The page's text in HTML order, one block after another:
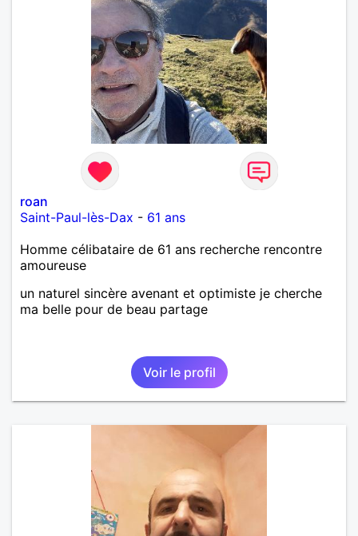
roan
Saint-Paul-lès-Dax - 61 ans
Homme célibataire de 61 ans recherche rencontre
amoureuse
un naturel sincère avenant et optimiste je cherche
ma belle pour de beau partage
Voir le profil